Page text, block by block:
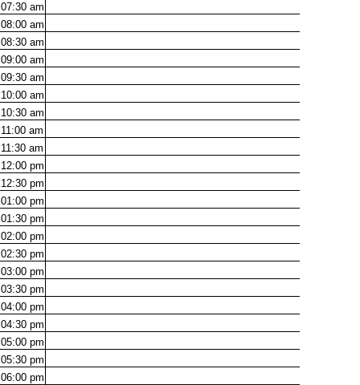
07:30 am
08:00 am
08:30 am
09:00 am
09:30 am
10:00 am
10:30 am
11:00 am
11:30 am
12:00 pm
12:30 pm
01:00 pm
01:30 pm
02:00 pm
02:30 pm
03:00 pm
03:30 pm
04:00 pm
04:30 pm
05:00 pm
05:30 pm
06:00 pm